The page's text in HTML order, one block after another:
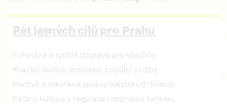
Pět jasných cílů pro Prahu
Pohodlná a rychlá doprava pro všechny
Kvalitní školy a dostupné sociální služby
Poctivá a otevřená správa městských financí
Péče o kulturu a regulace masového turismu